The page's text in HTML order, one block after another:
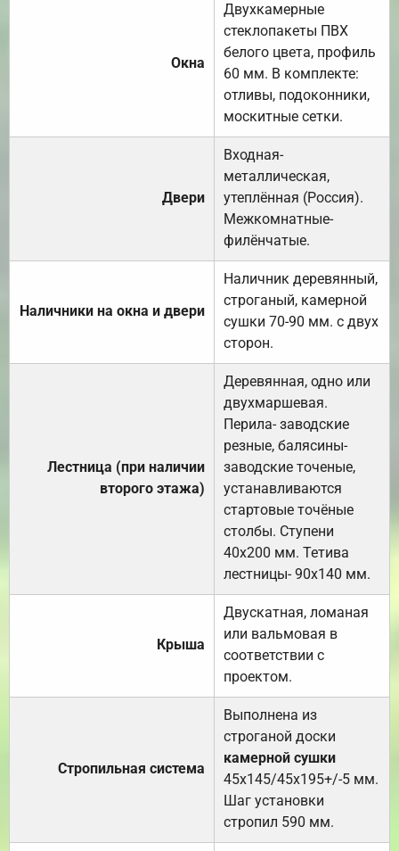
Окна
Двухкамерные
стеклопакеты ПВХ
белого цвета, профиль
60 мм. В комплекте:
отливы, подоконники,
москитные сетки.
Двери
Входная-
металлическая,
утеплённая (Россия).
Межкомнатные-
филёнчатые.
Наличники на окна и двери
Наличник деревянный,
строганый, камерной
сушки 70-90 мм. с двух
сторон.
Лестница (при наличии
второго этажа)
Деревянная, одно или
двухмаршевая.
Перила- заводские
резные, балясины-
заводские точеные,
устанавливаются
стартовые точёные
столбы. Ступени
40х200 мм. Тетива
лестницы- 90х140 мм.
Крыша
Двускатная, ломаная
или вальмовая в
соответствии с
проектом.
Стропильная система
Выполнена из
строганой доски
камерной сушки
45х145/45х195+/-5 мм.
Шаг установки
стропил 590 мм.